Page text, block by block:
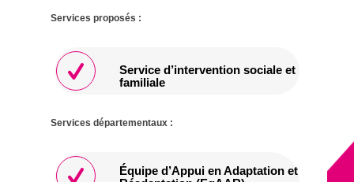
Services proposés :
Service d’intervention sociale et
familiale
Services départementaux :
Équipe d’Appui en Adaptation et